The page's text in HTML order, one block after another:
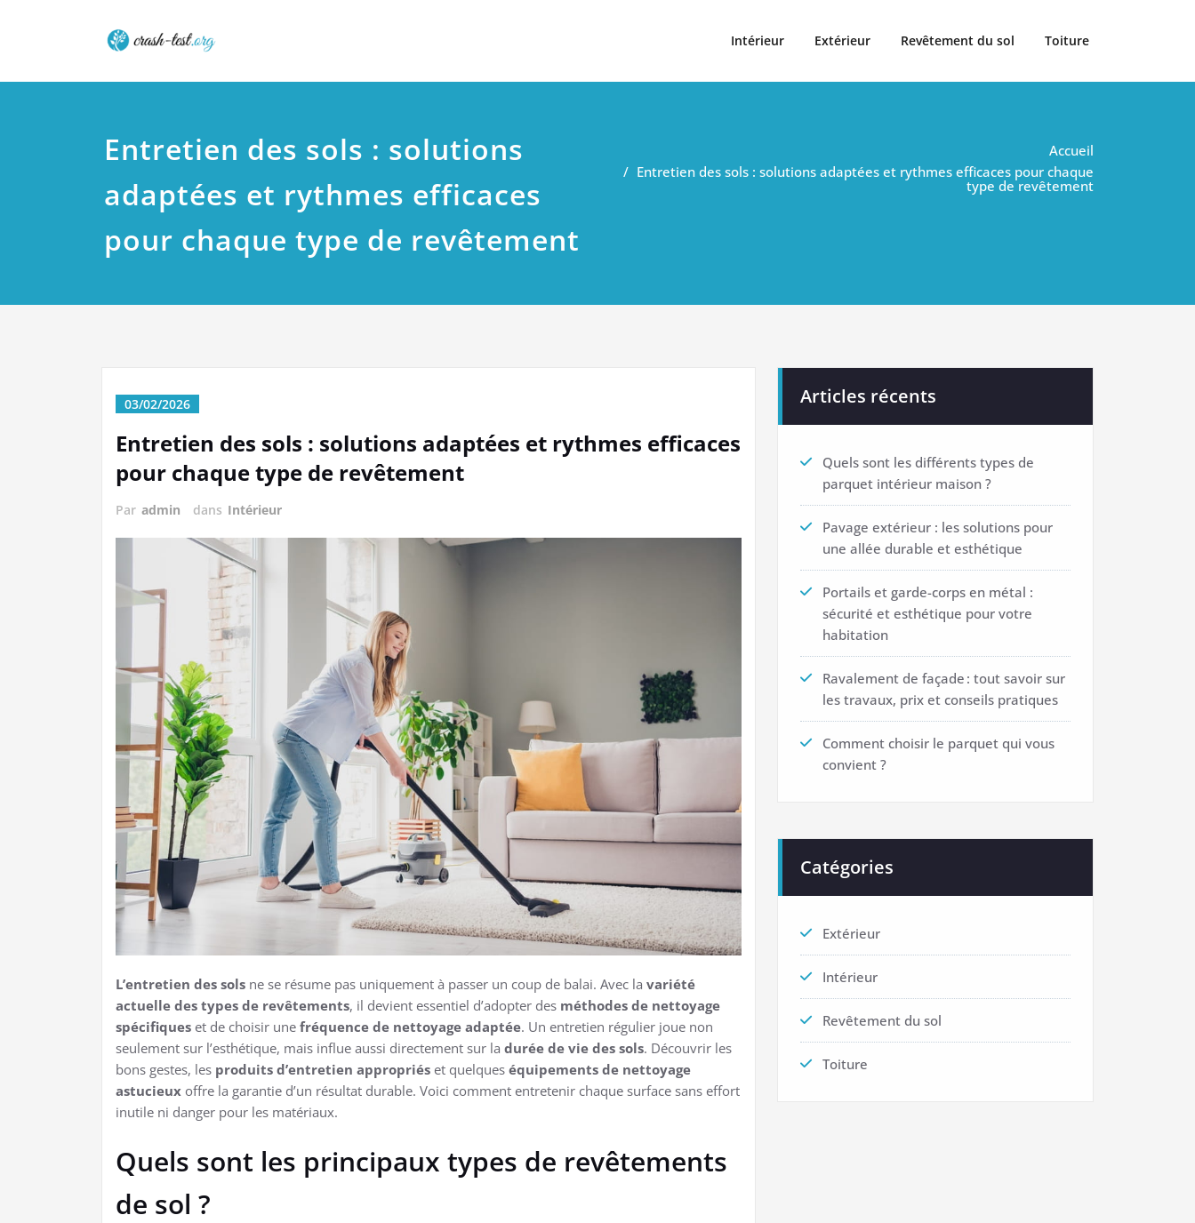
Intérieur Extérieur Revêtement du sol Toiture
Entretien des sols : solutions
adaptées et rythmes efficaces
pour chaque type de revêtement
Accueil
Entretien des sols : solutions adaptées et rythmes efficaces pour chaque
type de revêtement
03/02/2026
Entretien des sols : solutions adaptées et rythmes efficaces
pour chaque type de revêtement
Par admin dans Intérieur
L’entretien des sols ne se résume pas uniquement à passer un coup de balai. Avec la variété
actuelle des types de revêtements, il devient essentiel d’adopter des méthodes de nettoyage
spécifiques et de choisir une fréquence de nettoyage adaptée. Un entretien régulier joue non
seulement sur l’esthétique, mais influe aussi directement sur la durée de vie des sols. Découvrir les
bons gestes, les produits d’entretien appropriés et quelques équipements de nettoyage
astucieux offre la garantie d’un résultat durable. Voici comment entretenir chaque surface sans effort
inutile ni danger pour les matériaux.
Quels sont les principaux types de revêtements
de sol ?
Articles récents
Quels sont les différents types de
parquet intérieur maison ?
Pavage extérieur : les solutions pour
une allée durable et esthétique
Portails et garde-corps en métal :
sécurité et esthétique pour votre
habitation
Ravalement de façade : tout savoir sur
les travaux, prix et conseils pratiques
Comment choisir le parquet qui vous
convient ?
Catégories
Extérieur
Intérieur
Revêtement du sol
Toiture